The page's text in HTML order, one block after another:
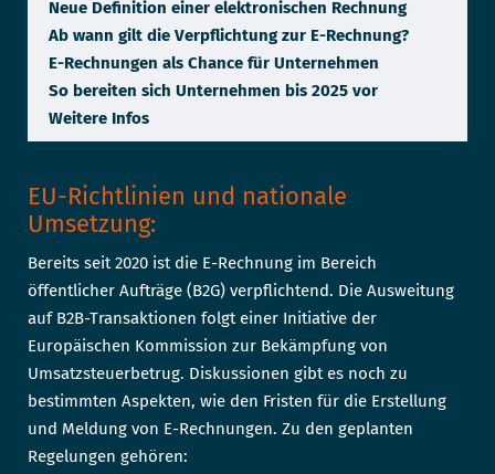
Neue Definition einer elektronischen Rechnung
Ab wann gilt die Verpflichtung zur E-Rechnung?
E-Rechnungen als Chance für Unternehmen
So bereiten sich Unternehmen bis 2025 vor
Weitere Infos
EU-Richtlinien und nationale
Umsetzung:
Bereits seit 2020 ist die E-Rechnung im Bereich
öffentlicher Aufträge (B2G) verpflichtend. Die Ausweitung
auf B2B-Transaktionen folgt einer Initiative der
Europäischen Kommission zur Bekämpfung von
Umsatzsteuerbetrug. Diskussionen gibt es noch zu
bestimmten Aspekten, wie den Fristen für die Erstellung
und Meldung von E-Rechnungen. Zu den geplanten
Regelungen gehören: